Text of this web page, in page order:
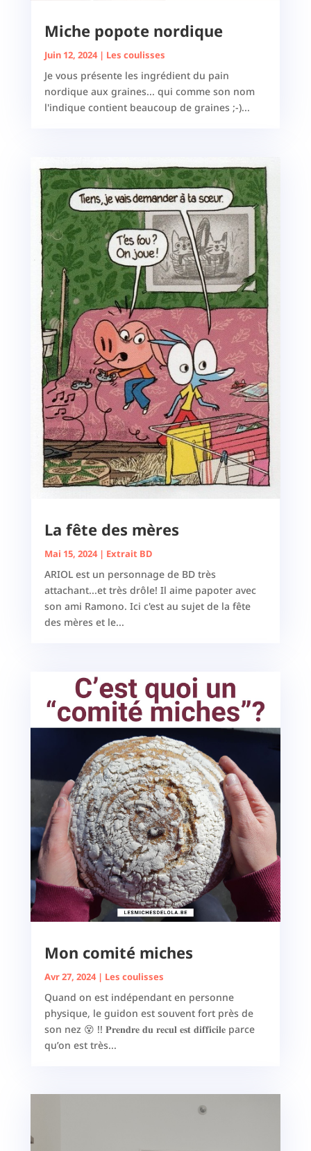
Miche popote nordique
Juin 12, 2024| Les coulisses
Je vous présente les ingrédient du pain
nordique aux graines... qui comme son nom
l'indique contient beaucoup de graines ;-)...
La fête des mères
Mai 15, 2024| Extrait BD
ARIOL est un personnage de BD très
attachant...et très drôle! Il aime papoter avec
son ami Ramono. Ici c'est au sujet de la fête
des mères et le...
Mon comité miches
Avr 27, 2024| Les coulisses
Quand on est indépendant en personne
physique, le guidon est souvent fort près de
son nez 😵 !! 𝐏𝐫𝐞𝐧𝐝𝐫𝐞 𝐝𝐮 𝐫𝐞𝐜𝐮𝐥 𝐞𝐬𝐭 𝐝𝐢𝐟𝐟𝐢𝐜𝐢𝐥𝐞 parce
qu’on est très...